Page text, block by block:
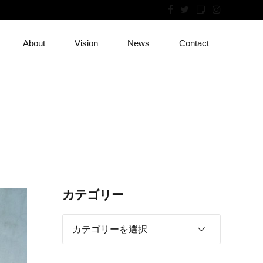
About Vision News Contact
カテゴリー
カテゴリーを選択